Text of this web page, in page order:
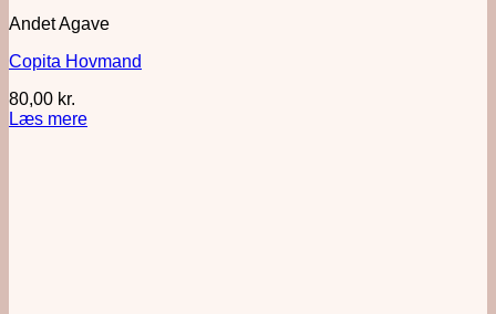
Andet Agave
Copita Hovmand
80,00 kr.
Læs mere